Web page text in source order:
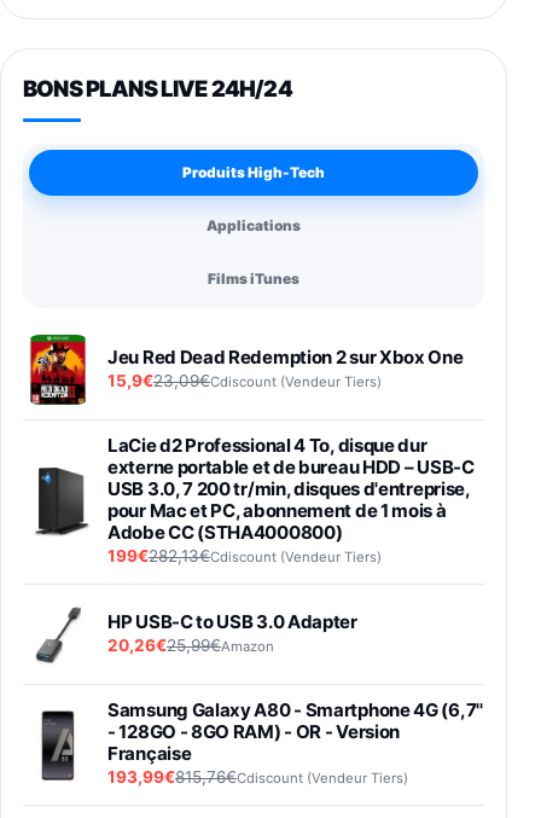
BONS PLANS LIVE 24H/24
Produits High-Tech
Applications
Films iTunes
Jeu Red Dead Redemption 2 sur Xbox One
15,9€23,09€Cdiscount (Vendeur Tiers)
LaCie d2 Professional 4 To, disque dur
externe portable et de bureau HDD – USB-C
USB 3.0, 7 200 tr/min, disques d'entreprise,
pour Mac et PC, abonnement de 1 mois à
Adobe CC (STHA4000800)
199€282,13€Cdiscount (Vendeur Tiers)
HP USB-C to USB 3.0 Adapter
20,26€25,99€Amazon
Samsung Galaxy A80 - Smartphone 4G (6,7''
- 128GO - 8GO RAM) - OR - Version
Française
193,99€815,76€Cdiscount (Vendeur Tiers)